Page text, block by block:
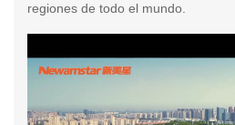
regiones de todo el mundo.